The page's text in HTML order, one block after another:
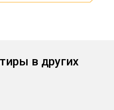
в других